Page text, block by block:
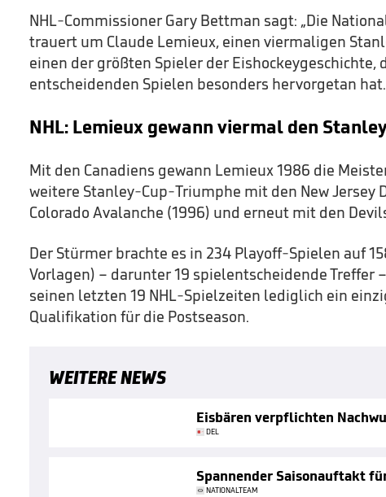
NHL-Commissioner Gary Bettman sagt: „Die
trauert um Claude Lemieux, einen viermaligen
einen der größten Spieler der Eishockeygeschichte,
entscheidenden Spielen besonders hervorgetan
NHL: Lemieux gewann viermal den
Mit den Canadiens gewann Lemieux 1986 die
weitere Stanley-Cup-Triumphe mit den New Jersey
Colorado Avalanche (1996) und erneut mit den
Der Stürmer brachte es in 234 Playoff-Spielen auf
Vorlagen) – darunter 19 spielentscheidende Treffer
seinen letzten 19 NHL-Spielzeiten lediglich ein
Qualifikation für die Postseason.
WEITERE NEWS
Eisbären verpflichten
DEL
Spannender Saisonauftakt
NATIONALTEAM